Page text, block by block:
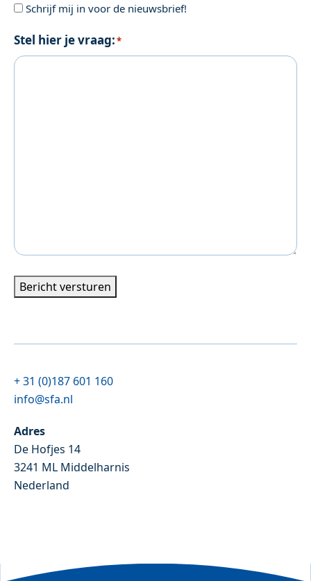
Schrijf mij in voor de nieuwsbrief!
Stel hier je vraag:*
Bericht versturen
+ 31 (0)187 601 160
info@sfa.nl
Adres
De Hofjes 14
3241 ML Middelharnis
Nederland